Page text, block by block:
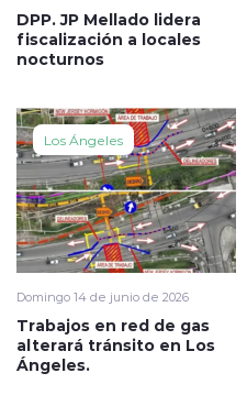
DPP. JP Mellado lidera
fiscalización a locales
nocturnos
Los Ángeles
Domingo 14 de junio de 2026
Trabajos en red de gas
alterará tránsito en Los
Ángeles.